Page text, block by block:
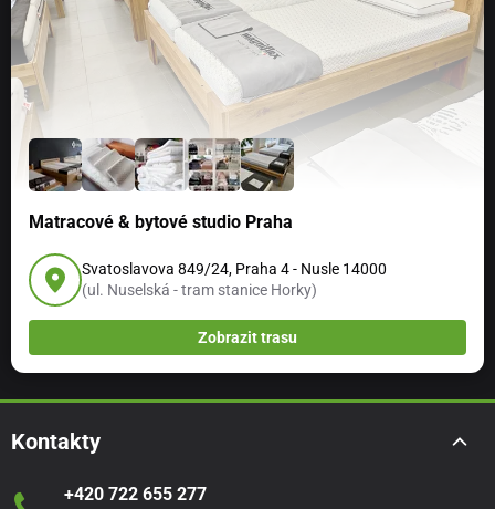
Matracové & bytové studio Praha
Svatoslavova 849/24, Praha 4 - Nusle 14000
(ul. Nuselská - tram stanice Horky)
Zobrazit trasu
Kontakty
+420 722 655 277